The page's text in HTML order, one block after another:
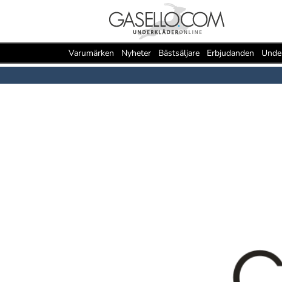
Varumärken Nyheter Bästsäljare Erbjudanden